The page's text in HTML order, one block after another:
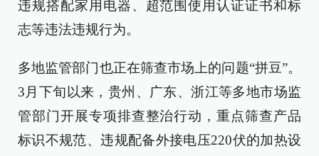
违规搭配家用电器、超范围使用认证证书和标
志等违法违规行为。
多地监管部门也正在筛查市场上的问题“拼豆”。
3月下旬以来，贵州、广东、浙江等多地市场监
管部门开展专项排查整治行动，重点筛查产品
标识不规范、违规配备外接电压220伏的加热设